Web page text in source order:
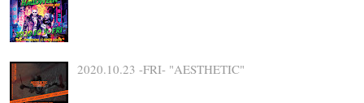
2020.10.23 -FRI- "AESTHETIC"